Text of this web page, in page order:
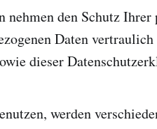
nehmen den Schutz
Daten
dieser
werden